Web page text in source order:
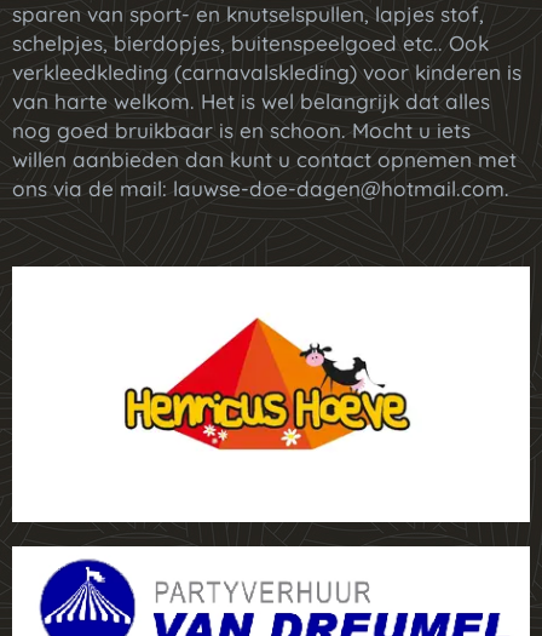
sparen van sport- en knutselspullen, lapjes stof,
schelpjes, bierdopjes, buitenspeelgoed etc.. Ook
verkleedkleding (carnavalskleding) voor kinderen is
van harte welkom. Het is wel belangrijk dat alles
nog goed bruikbaar is en schoon. Mocht u iets
willen aanbieden dan kunt u contact opnemen met
ons via de mail: lauwse-doe-dagen@hotmail.com.